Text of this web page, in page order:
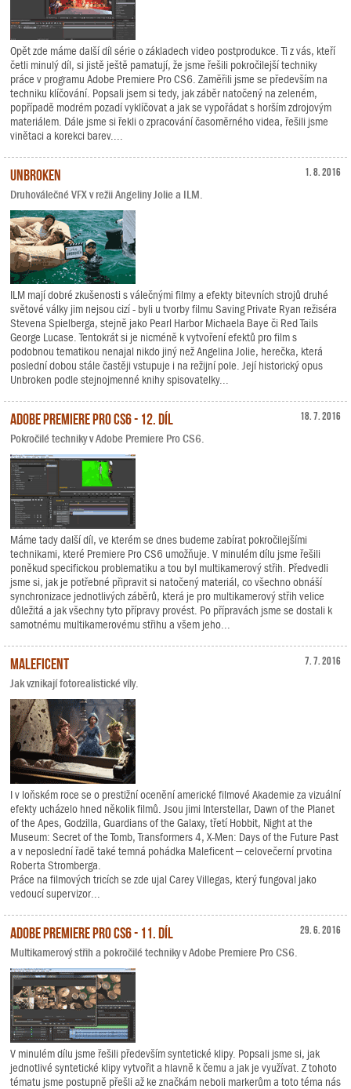
Opět zde máme další díl série o základech video postprodukce. Ti z vás, kteří
četli minulý díl, si jistě ještě pamatují, že jsme řešili pokročilejší techniky
práce v programu Adobe Premiere Pro CS6. Zaměřili jsme se především na
techniku klíčování. Popsali jsem si tedy, jak záběr natočený na zeleném,
popřípadě modrém pozadí vyklíčovat a jak se vypořádat s horším zdrojovým
materiálem. Dále jsme si řekli o zpracování časoměrného videa, řešili jsme
vinětaci a korekci barev....
1. 8. 2016
Unbroken
Druhoválečné VFX v režii Angeliny Jolie a ILM.
ILM mají dobré zkušenosti s válečnými filmy a efekty bitevních strojů druhé
světové války jim nejsou cizí - byli u tvorby filmu Saving Private Ryan režiséra
Stevena Spielberga, stejně jako Pearl Harbor Michaela Baye či Red Tails
George Lucase. Tentokrát si je nicméně k vytvoření efektů pro film s
podobnou tematikou nenajal nikdo jiný než Angelina Jolie, herečka, která
poslední dobou stále častěji vstupuje i na režijní pole. Její historický opus
Unbroken podle stejnojmenné knihy spisovatelky...
18. 7. 2016
Adobe Premiere Pro CS6 - 12. díl
Pokročilé techniky v Adobe Premiere Pro CS6.
Máme tady další díl, ve kterém se dnes budeme zabírat pokročilejšími
technikami, které Premiere Pro CS6 umožňuje. V minulém dílu jsme řešili
poněkud specifickou problematiku a tou byl multikamerový střih. Předvedli
jsme si, jak je potřebné připravit si natočený materiál, co všechno obnáší
synchronizace jednotlivých záběrů, která je pro multikamerový střih velice
důležitá a jak všechny tyto přípravy provést. Po přípravách jsme se dostali k
samotnému multikamerovému střihu a všem jeho...
7. 7. 2016
Maleficent
Jak vznikají fotorealistické víly.
I v loňském roce se o prestižní ocenění americké filmové Akademie za vizuální
efekty ucházelo hned několik filmů. Jsou jimi Interstellar, Dawn of the Planet
of the Apes, Godzilla, Guardians of the Galaxy, třetí Hobbit, Night at the
Museum: Secret of the Tomb, Transformers 4, X-Men: Days of the Future Past
a v neposlední řadě také temná pohádka Maleficent – celovečerní prvotina
Roberta Stromberga.
Práce na filmových tricích se zde ujal Carey Villegas, který fungoval jako
vedoucí supervizor...
29. 6. 2016
Adobe Premiere Pro CS6 - 11. díl
Multikamerový střih a pokročilé techniky v Adobe Premiere Pro CS6.
V minulém dílu jsme řešili především syntetické klipy. Popsali jsme si, jak
jednotlivé syntetické klipy vytvořit a hlavně k čemu a jak je využívat. Z tohoto
tématu jsme postupně přešli až ke značkám neboli markerům a toto téma nás